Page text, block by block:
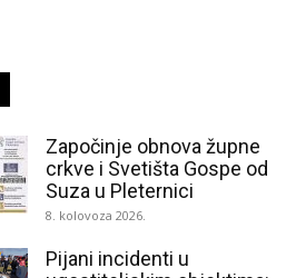
Započinje obnova župne
crkve i Svetišta Gospe od
Suza u Pleternici
8. kolovoza 2026.
Pijani incidenti u